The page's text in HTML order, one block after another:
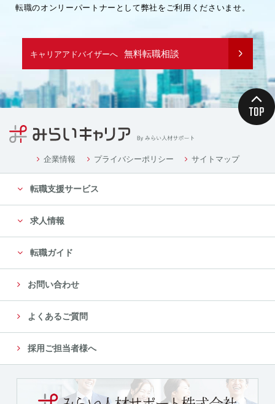
転職のオンリーパートナーとして弊社をご利用くださいませ。
キャリアアドバイザーへ 無料転職相談
企業情報 プライバシーポリシー サイトマップ
転職支援サービス
求人情報
転職ガイド
お問い合わせ
よくあるご質問
採用ご担当者様へ